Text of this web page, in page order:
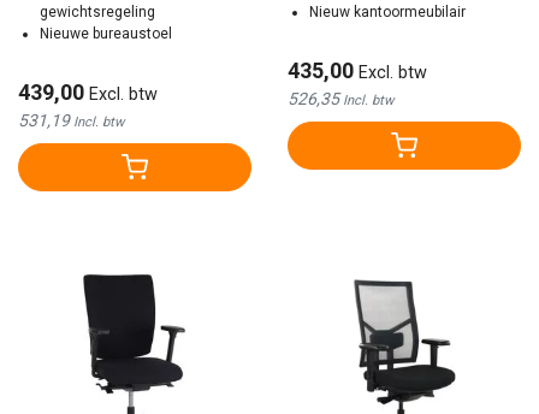
gewichtsregeling
Nieuwe bureaustoel
439,00 Excl. btw
531,19 Incl. btw
Nieuw kantoormeubilair
435,00 Excl. btw
526,35Incl. btw